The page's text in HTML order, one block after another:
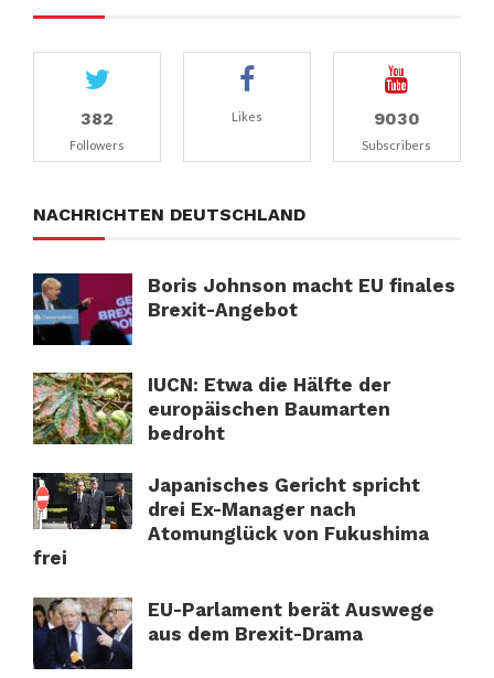
382
Followers
Likes 9030
Subscribers
NACHRICHTEN DEUTSCHLAND
Boris Johnson macht EU finales
Brexit-Angebot
IUCN: Etwa die Hälfte der
europäischen Baumarten
bedroht
Japanisches Gericht spricht
drei Ex-Manager nach
Atomunglück von Fukushima
frei
EU-Parlament berät Auswege
aus dem Brexit-Drama